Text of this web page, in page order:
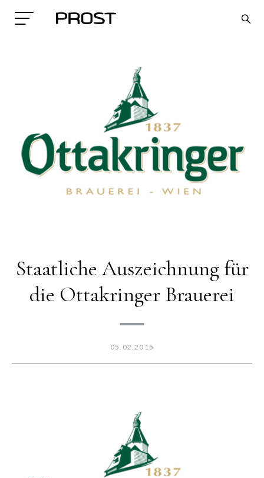
Search
Staatliche Auszeichnung für
die Ottakringer Brauerei
05.02.2015